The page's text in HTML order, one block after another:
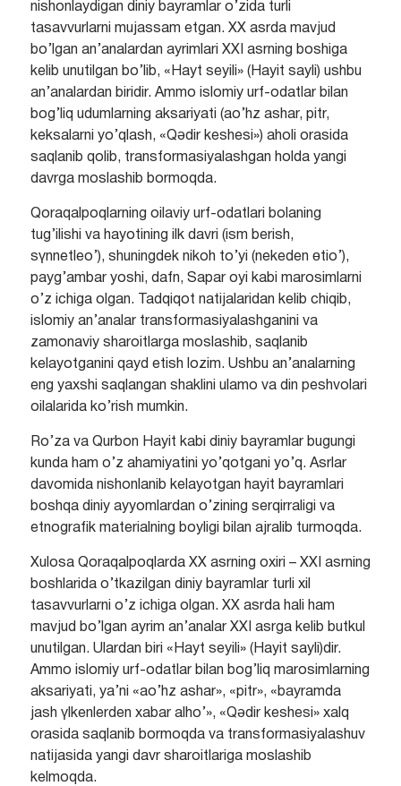
nishonlaydigan diniy bayramlar o’zida turli
tasavvurlarni mujassam etgan. XX asrda mavjud
bo’lgan an’analardan ayrimlari XXI asrning boshiga
kelib unutilgan bo’lib, «Hayt seyili» (Hayit sayli) ushbu
an’analardan biridir. Ammo islomiy urf-odatlar bilan
bog’liq udumlarning aksariyati (ao’hz ashar, pitr,
keksalarni yo’qlash, «Qәdir keshesi») aholi orasida
saqlanib qolib, transformasiyalashgan holda yangi
davrga moslashib bormoqda.
Qoraqalpoqlarning oilaviy urf-odatlari bolaning
tug’ilishi va hayotining ilk davri (ism berish,
sүnnetleo’), shuningdek nikoh to’yi (nekeden өtio’),
payg’ambar yoshi, dafn, Sapar oyi kabi marosimlarni
o’z ichiga olgan. Tadqiqot natijalaridan kelib chiqib,
islomiy an’analar transformasiyalashganini va
zamonaviy sharoitlarga moslashib, saqlanib
kelayotganini qayd etish lozim. Ushbu an’analarning
eng yaxshi saqlangan shaklini ulamo va din peshvolari
oilalarida ko’rish mumkin.
Ro’za va Qurbon Hayit kabi diniy bayramlar bugungi
kunda ham o’z ahamiyatini yo’qotgani yo’q. Asrlar
davomida nishonlanib kelayotgan hayit bayramlari
boshqa diniy ayyomlardan o’zining serqirraligi va
etnografik materialning boyligi bilan ajralib turmoqda.
Xulosa Qoraqalpoqlarda XX asrning oxiri – XXI asrning
boshlarida o’tkazilgan diniy bayramlar turli xil
tasavvurlarni o’z ichiga olgan. XX asrda hali ham
mavjud bo’lgan ayrim an’analar XXI asrga kelib butkul
unutilgan. Ulardan biri «Hayt seyili» (Hayit sayli)dir.
Ammo islomiy urf-odatlar bilan bog’liq marosimlarning
aksariyati, ya’ni «ao’hz ashar», «pitr», «bayramda
jash үlkenlerden xabar alho’», «Qәdir keshesi» xalq
orasida saqlanib bormoqda va transformasiyalashuv
natijasida yangi davr sharoitlariga moslashib
kelmoqda.